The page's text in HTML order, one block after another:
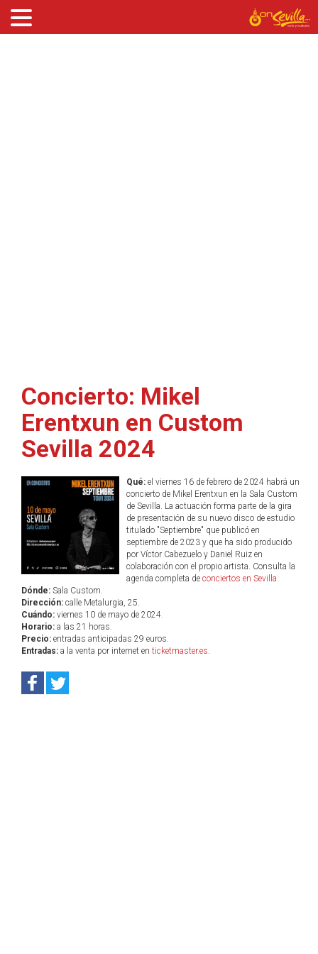
Concierto: Mikel
Erentxun en Custom
Sevilla 2024
Qué:el viernes 16 de febrero de 2024 habrá un
concierto de Mikel Erentxun en la Sala Custom
de Sevilla. La actuación forma parte de la gira
de presentación de su nuevo disco de estudio
titulado "Septiembre" que publicó en
septiembre de 2023 y que ha sido producido
por Víctor Cabezuelo y Daniel Ruiz en
colaboración con el propio artista. Consulta la
agenda completa de conciertos en Sevilla.
Dónde: Sala Custom.
Dirección: calle Metalurgia, 25.
Cuándo: viernes 10 de mayo de 2024.
Horario: a las 21 horas.
Precio: entradas anticipadas 29 euros.
Entradas: a la venta por internet en ticketmaster.es.